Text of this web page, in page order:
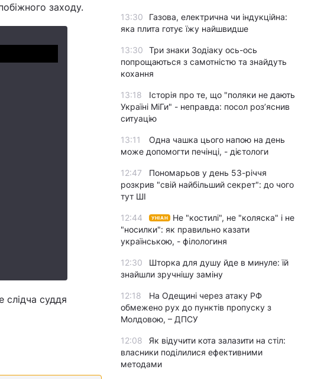
заходу.
слідча суддя
13:30
Газова, електрична чи індукційна:
яка плита готує їжу найшвидше
13:30
Три знаки Зодіаку ось-ось
попрощаються з самотністю та знайдуть
кохання
13:18
Історія про те, що "поляки не дають
Україні МіГи" - неправда: посол роз’яснив
ситуацію
13:11
Одна чашка цього напою на день
може допомогти печінці, - дієтологи
12:47
Пономарьов у день 53-річчя
розкрив "свій найбільший секрет": до чого
тут ШІ
12:44 УНІАН
Не "костилі", не "коляска" і не
"носилки": як правильно казати
українською, - філологиня
12:30
Шторка для душу йде в минуле: їй
знайшли зручнішу заміну
12:18
На Одещині через атаку РФ
обмежено рух до пунктів пропуску з
Молдовою, – ДПСУ
12:08
Як відучити кота залазити на стіл:
власники поділилися ефективними
методами